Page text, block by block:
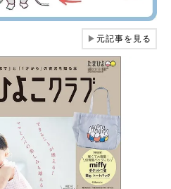
▶元記事を見る